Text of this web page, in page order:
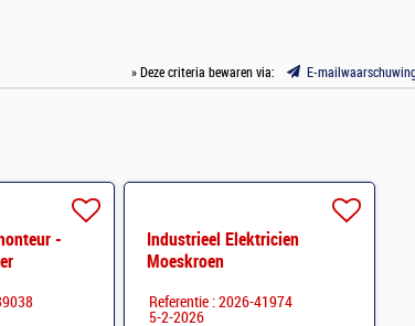
» Deze criteria bewaren via: E-
-
Industrieel Elektricien
Moeskroen
Referentie : 2026-41974
5-2-2026